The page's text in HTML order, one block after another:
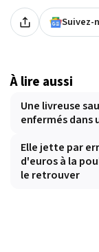
Suivez-
À lire aussi
Une livreuse
enfermés dans
Elle jette par
d'euros à la
le retrouver